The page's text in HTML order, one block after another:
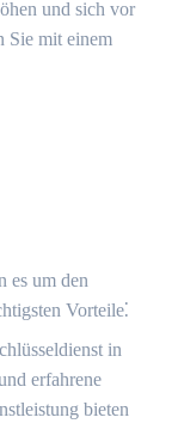
und sich vor
Sie mit einem
es um den
Vorteile⁚
in
erfahrene
bieten